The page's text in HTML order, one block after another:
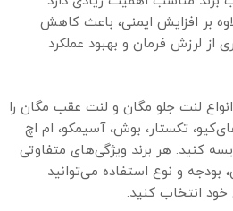
بر افزایش ایمنی، باعث کاهش
از لرزش فرمان و بهبود عملکرد
لنت جلو مگان و لنت عقب مگان را
تکستار، بوش، آسیمکو، ام اچ
کنید. هر برند ویژگی‌های متفاوتی
بودجه و نوع استفاده می‌توانید
خود انتخاب کنید.